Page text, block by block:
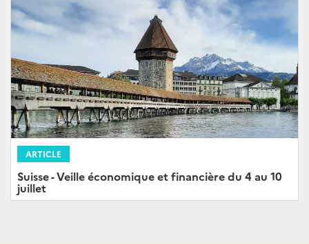
ARTICLE
Suisse - Veille économique et financière du 4 au 10
juillet